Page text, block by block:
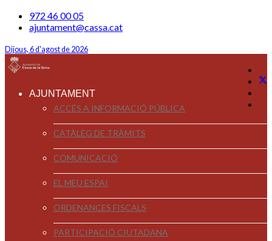
972 46 00 05
ajuntament@cassa.cat
Dijous, 6 d'agost de 2026
AJUNTAMENT
ACCÉS A INFORMACIÓ PÚBLICA
CATÀLEG DE TRÀMITS
COMUNICACIÓ
EL MEU ESPAI
ORDENANCES FISCALS
PARTICIPACIÓ CIUTADANA